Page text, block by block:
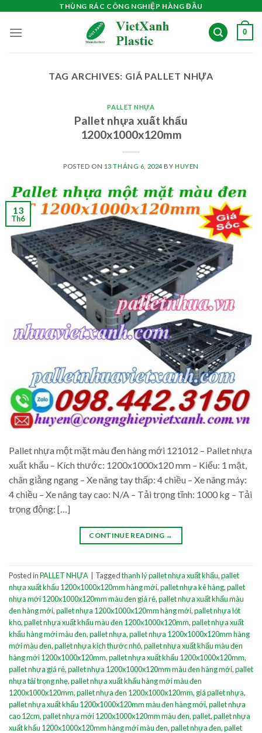
content
THÙNG RÁC CÔNG NGHIỆP HÀNG ĐẦU
0
TAG ARCHIVES: GIÁ PALLET NHỰA
PALLET NHỰA
Pallet nhựa xuất khẩu
1200x1000x120mm
POSTED ON 13 THÁNG 6, 2024BY HUYEN
13
Th6
Pallet nhựa một mặt màu đen hàng mới 121012 – Pallet nhựa
xuất khẩu – Kích thước: 1200x1000x120 mm – Kiểu: 1 mặt,
chân giằng ngang – Xe nâng tay thấp: 4 chiều – Xe nâng máy:
4 chiều – Xe nâng tay cao: N/A – Tải trọng tĩnh: 1000 kg – Tải
trọng động: […]
CONTINUE READING →
Posted inPALLET NHỰA Taggedthanh lý pallet nhựa xuất khẩu,pallet
nhựa xuất khẩu 1200x1000x120mm hàng mới,pallet nhựa kê hàng,pallet
nhựa mới 1200x1000x120mm màu đen giá rẻ,pallet nhựa xuất khẩu màu
đen hàng mới,pallet nhựa 1200x1000x120mm hàng mới,pallet nhựa lót
kho,pallet nhựa xuất khẩu màu đen 1200x1000x120mm,pallet nhựa xuất
khẩu hàng mới màu đen,pallet nhựa,pallet nhựa 1200x1000x120mm hàng
mới màu đen,pallet nhựa kích thước nhỏ,pallet nhựa xuất khẩu màu đen
hàng mới 1200x1000x120mm,pallet nhựa xuất khẩu 1200x1000x120mm,
pallet nhựa giá rẻ,pallet nhựa 1200x1000x120mm màu đen hàng mới,pallet
nhựa tải trọng nhẹ,pallet nhựa xuất khẩu hàng mới màu đen
1200x1000x120mm,pallet nhựa đen 1200x1000x120mm, giá pallet nhựa,
pallet nhựa xuất khẩu 1200x1000x120mm màu đen hàng mới,pallet nhựa
cao 12cm,pallet nhựa mới 1200x1000x120mm màu đen,pallet,pallet nhựa
xuất khẩu 1200x1000x120mm hàng mới màu đen,pallet nhựa đen,pallet